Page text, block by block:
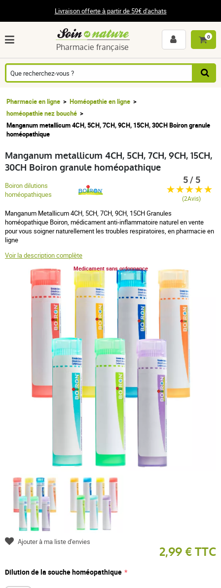
Livraison offerte à partir de 59€ d'achats
Pharmacie française
0
Pharmacie en ligne
Homéopathie en ligne
homéopathie nez bouché
Manganum metallicum 4CH, 5CH, 7CH, 9CH, 15CH, 30CH Boiron granule
homéopathique
Medicament sans ordonnance
Manganum metallicum 4CH, 5CH, 7CH, 9CH, 15CH,
30CH Boiron granule homéopathique
Boiron dilutions
homéopathiques
Manganum Metallicum 4CH, 5CH, 7CH, 9CH, 15CH Granules
homéopathique Boiron, médicament anti-inflammatoire naturel en vente
pour vous soigner naturellement les troubles respiratoires, en pharmacie en
ligne
Voir la description complète
2,99 € TTC
Dilution de la souche homéopathique
5 / 5
(2Avis)
Ajouter à ma liste d'envies